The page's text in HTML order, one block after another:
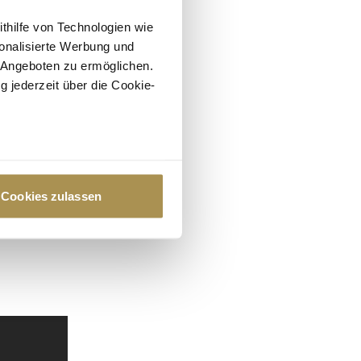
von Technologien wie
Werbung und
zu ermöglichen.
jederzeit über die Cookie-
Präferenzen im
Cookies zulassen